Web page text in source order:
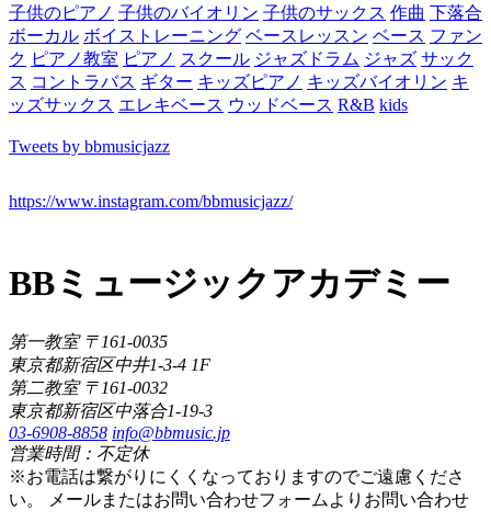
子供のピアノ 子供のバイオリン 子供のサックス 作曲 下落合
ボーカル ボイストレーニング ベースレッスン ベース ファン
ク ピアノ教室 ピアノ スクール ジャズドラム ジャズ サック
ス コントラバス ギター キッズピアノ キッズバイオリン キ
ッズサックス エレキベース ウッドベース R&B kids
Tweets by bbmusicjazz
https://www.instagram.com/bbmusicjazz/
BBミュージックアカデミー
第一教室 〒161-0035
東京都新宿区中井1-3-4 1F
第二教室 〒161-0032
東京都新宿区中落合1-19-3
03-6908-8858 info@bbmusic.jp
営業時間：不定休
※お電話は繋がりにくくなっておりますのでご遠慮くださ
い。 メールまたはお問い合わせフォームよりお問い合わせ